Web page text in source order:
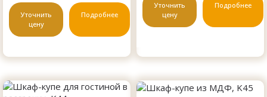
Уточнить
цену
Подробнее
Уточнить
цену
Подробнее